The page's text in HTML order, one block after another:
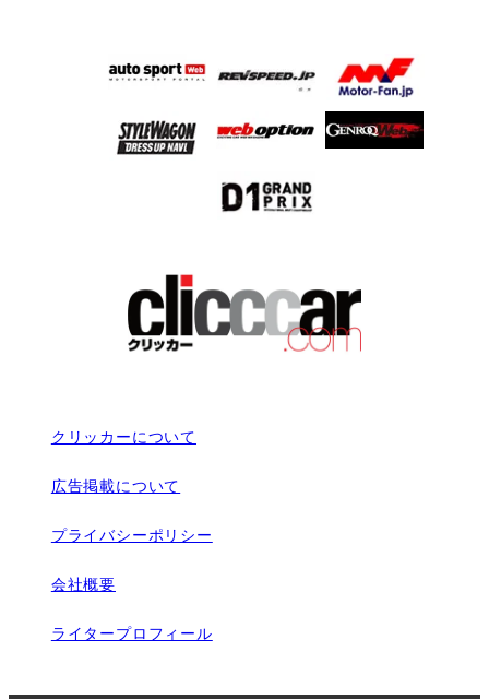
クリッカーについて
広告掲載について
プライバシーポリシー
会社概要
ライタープロフィール